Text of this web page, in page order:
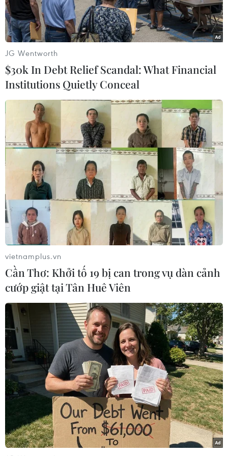
thời gian tới.
Du khách tham quan phố cổ Hội An. (Ảnh: Minh Đức/TTXVN)
Sau thông tin Chính phủ Trung Quốc quyết định
đưa Việt Nam vào danh sách thí điểm mở cửa
du lịch theo đoàn đợt 2 từ ngày 15/3/2023, nhóm
cổ phiếu du lịch, dịch vụ trên thị trường niêm
yết có tín hiệu tích cực trở lại.
Giới phân tích kỳ vọng, đây là yếu tố hỗ trợ tăng
trưởng doanh nghiệp thuộc nhóm ngành này
trong thời gian tới.
Theo Tham tán Văn hóa Đại sứ quán Trung Quốc
tại Việt Nam Bành Thế Đoàn, Việt Nam sẽ là một
trong số quốc gia được ưu tiên xem xét các
chuyến bay thẳng, bỏ yêu cầu cung cấp kết quả
xét nghiệm PCR trước 48 giờ, du khách nhập
cảnh chỉ cần cung cấp kết quả xét nghiệm
nhanh hoặc tổ chức xét nghiệm xác suất 2%.
Thống kê của Tổng cục Du lịch cho thấy thời
gian qua lượng khách quốc tế đến Việt Nam đạt
mức tăng trưởng mạnh mẽ. Riêng tháng 2 vừa
JG Wentworth
$30k In Debt Relief Scandal: What Financial
Institutions Quietly Conceal
vietnamplus.vn
Cần Thơ: Khởi tố 19 bị can trong vụ dàn cảnh
cướp giật tại Tân Huê Viên